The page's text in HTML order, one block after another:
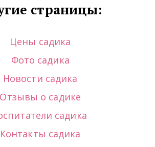
страницы:
Цены садика
Фото садика
Новости садика
Отзывы о садике
садика
Контакты садика